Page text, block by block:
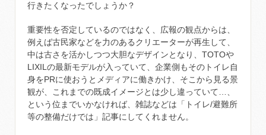
行きたくなったでしょうか？
重要性を否定しているのではなく、広報の観点からは、
例えば古民家などを力のあるクリエーターが再生して、
中は古さを活かしつつ大胆なデザインとなり、TOTOや
LIXILの最新モデルが入っていて、企業側もそのトイレ自
身をPRに使おうとメディアに働きかけ、そこから見る景
観が、これまでの既成イメージとは少し違っていて…、
という位までいかなければ、雑誌などは「トイレ/避難所
等の整備だけでは」記事にしてくれません。